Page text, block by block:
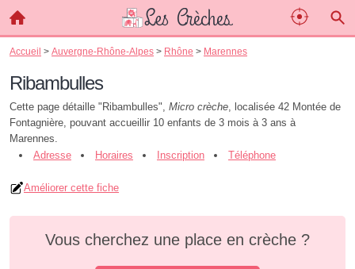
Accueil > Auvergne-Rhône-Alpes > Rhône > Marennes
Ribambulles
Cette page détaille "Ribambulles", Micro crèche, localisée 42 Montée de
Fontagnière, pouvant accueillir 10 enfants de 3 mois à 3 ans à
Marennes.
Adresse
Horaires Inscription Téléphone
Améliorer cette fiche
Vous cherchez une place en crèche ?